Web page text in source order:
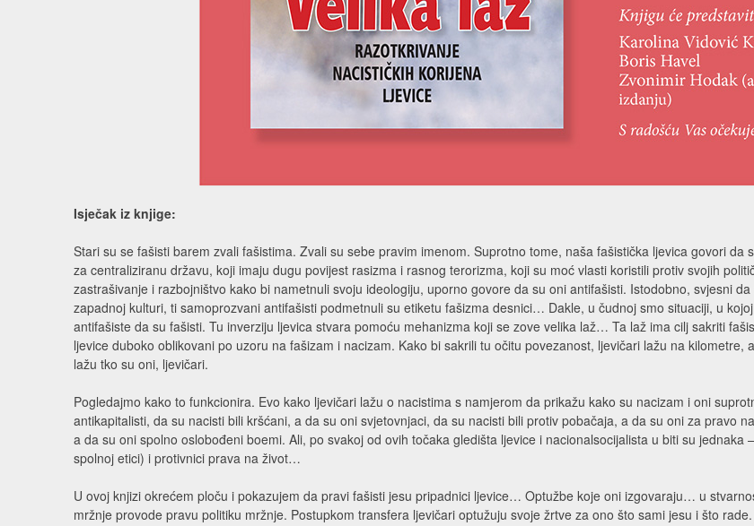
Isječak iz knjige:
Stari su se fašisti barem zvali fašistima. Zvali su sebe pravim imenom. Suprotno tome, naša fašistička ljevica govori
za centraliziranu državu, koji imaju dugu povijest rasizma i rasnog terorizma, koji su moć vlasti koristili protiv svojih
zastrašivanje i razbojništvo kako bi nametnuli svoju ideologiju, uporno govore da su oni antifašisti. Istodobno, svjesni
zapadnoj kulturi, ti samoprozvani antifašisti podmetnuli su etiketu fašizma desnici… Dakle, u čudnoj smo situaciji, u
antifašiste da su fašisti. Tu inverziju ljevica stvara pomoću mehanizma koji se zove velika laž… Ta laž ima cilj sakriti
ljevice duboko oblikovani po uzoru na fašizam i nacizam. Kako bi sakrili tu očitu povezanost, ljevičari lažu na
lažu tko su oni, ljevičari.
Pogledajmo kako to funkcionira. Evo kako ljevičari lažu o nacistima s namjerom da prikažu kako su nacizam i oni
antikapitalisti, da su nacisti bili kršćani, a da su oni svjetovnjaci, da su nacisti bili protiv pobačaja, a da su oni za pravo
a da su oni spolno oslobođeni boemi. Ali, po svakoj od ovih točaka gledišta ljevice i nacionalsocijalista u biti su
spolnoj etici) i protivnici prava na život…
U ovoj knjizi okrećem ploču i pokazujem da pravi fašisti jesu pripadnici ljevice… Optužbe koje oni izgovaraju… u
mržnje provode pravu politiku mržnje. Postupkom transfera ljevičari optužuju svoje žrtve za ono što sami jesu i što